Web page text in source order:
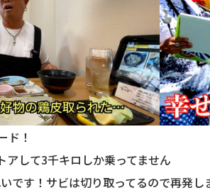
ド！
して3千キロしか乗ってません
です！サビは切り取ってるので再発し